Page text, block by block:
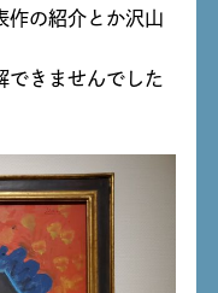
作の紹介とか沢山
できませんでした